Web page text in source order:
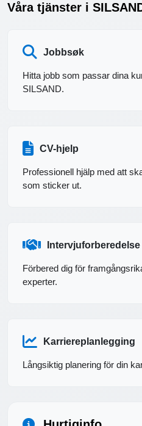
Våra tjänster i
Jobbsøk
Hitta jobb som passar dina
SILSAND.
CV-hjelp
Professionell hjälp med att
som sticker ut.
Intervjuforberedelse
Förbered dig för
experter.
Karriereplanlegging
Långsiktig planering för din